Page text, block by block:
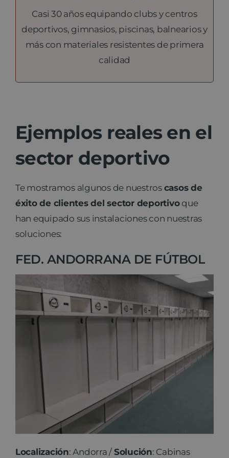
Casi 30 años equipando clubs y centros
deportivos, gimnasios, piscinas, balnearios y
más con materiales resistentes de primera
calidad
Ejemplos reales en el
sector deportivo
Te mostramos algunos de nuestros casos de
éxito de clientes del sector deportivoque
han equipado sus instalaciones con nuestras
soluciones:
FED. ANDORRANA DE FÚTBOL
Localización: Andorra / Solución: Cabinas